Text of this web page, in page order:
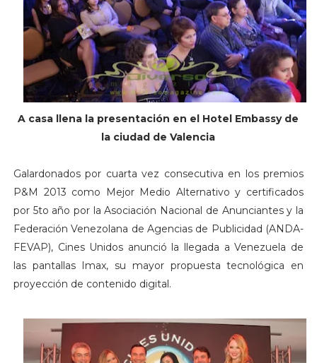
A casa llena la presentación en el Hotel Embassy de
la ciudad de Valencia
Galardonados por cuarta vez consecutiva en los premios
P&M 2013 como Mejor Medio Alternativo y certificados
por 5to año por la Asociación Nacional de Anunciantes y la
Federación Venezolana de Agencias de Publicidad (ANDA-
FEVAP), Cines Unidos anunció la llegada a Venezuela de
las pantallas Imax, su mayor propuesta tecnológica en
proyección de contenido digital.